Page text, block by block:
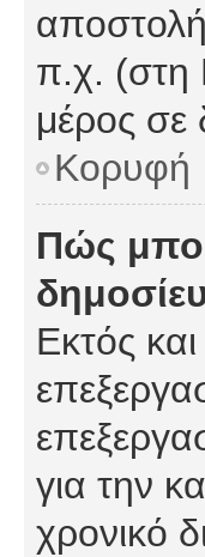
π.χ. (στη
μέρος σε
Κορυφή
Πώς
Εκτός
για την
χρονικό